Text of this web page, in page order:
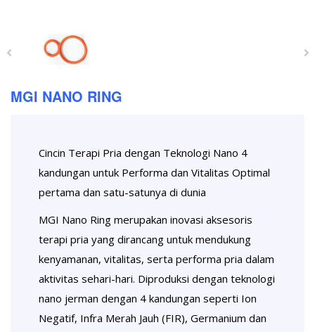
MGI NANO RING
Cincin Terapi Pria dengan Teknologi Nano 4
kandungan untuk Performa dan Vitalitas Optimal
pertama dan satu-satunya di dunia
MGI Nano Ring merupakan inovasi aksesoris
terapi pria yang dirancang untuk mendukung
kenyamanan, vitalitas, serta performa pria dalam
aktivitas sehari-hari. Diproduksi dengan teknologi
nano jerman dengan 4 kandungan seperti Ion
Negatif, Infra Merah Jauh (FIR), Germanium dan